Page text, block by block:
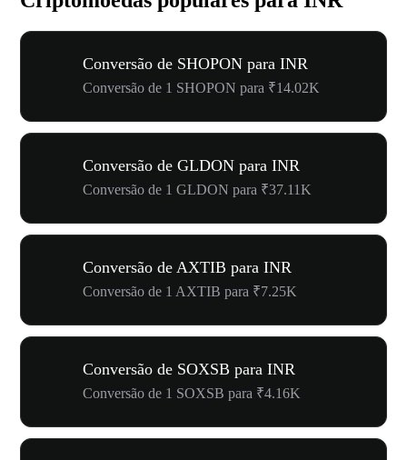
Conversão de SHOPON para INR
Conversão de 1 SHOPON para ₹14.02K
Conversão de GLDON para INR
Conversão de 1 GLDON para ₹37.11K
Conversão de AXTIB para INR
Conversão de 1 AXTIB para ₹7.25K
Conversão de SOXSB para INR
Conversão de 1 SOXSB para ₹4.16K